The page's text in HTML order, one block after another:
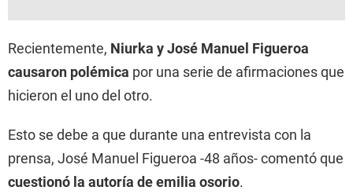
Recientemente, Niurka y José Manuel Figueroa
causaron polémica por una serie de afirmaciones que
hicieron el uno del otro.
Esto se debe a que durante una entrevista con la
prensa, José Manuel Figueroa -48 años- comentó que
cuestionó la autoría deemilia osorio.